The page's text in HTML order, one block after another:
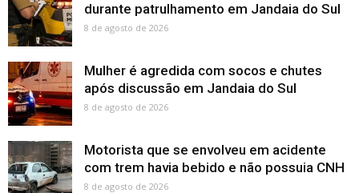
durante patrulhamento em Jandaia do Sul
8 de agosto de 2026
Mulher é agredida com socos e chutes
após discussão em Jandaia do Sul
8 de agosto de 2026
Motorista que se envolveu em acidente
com trem havia bebido e não possuia CNH
8 de agosto de 2026